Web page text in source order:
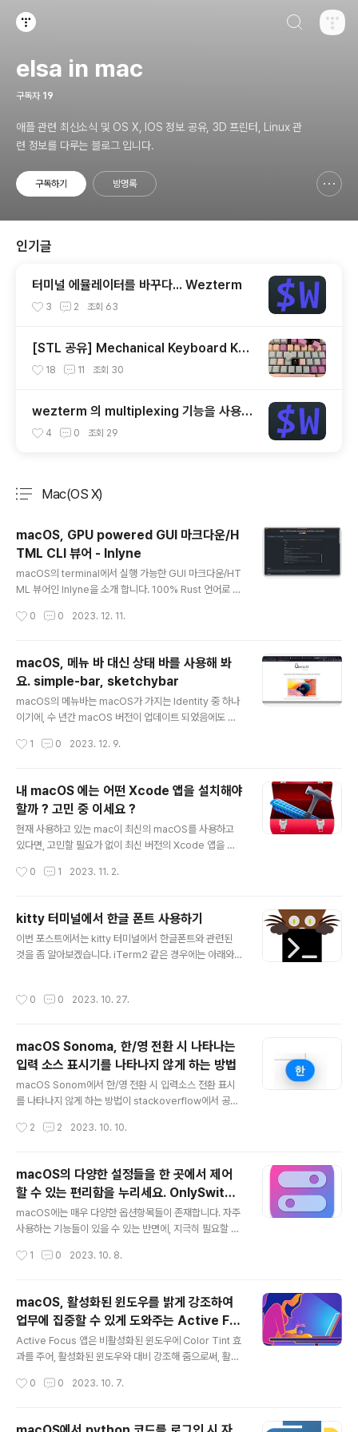
elsa in mac
구독자 19
애플 관련 최신소식 및 OS X, IOS 정보 공유, 3D 프린터, Linux 관
련 정보를 다루는 블로그 입니다.
구독하기 방명록
인기글
터미널 에뮬레이터를 바꾸다... Wezterm
3 2 조회 63
[STL 공유] Mechanical Keyboard Key
18 11 조회 30
wezterm 의 multiplexing 기능을 사용해
보자.4 0 조회 29
Mac(OS X)
macOS, GPU powered GUI 마크다운/H
TML CLI 뷰어 - Inlyne
macOS의 terminal에서 실행 가능한 GUI 마크다운/HT
ML 뷰어인 Inlyne을 소개 합니다. 100% Rust 언어로 개
원하는 cross-platform rust-API인 wgpu 기반으로
S 뿐만 아니라, window, linux에서도 사용할 수 있습니
다. 위의 링크를 타고 Github에서 다운로드 받거나 아니
면, cargo install inlyne 명령으로 직접 빌드하여 binar
y 파일을 /usr/local/bin 에 복사 한 후 사용하시면 됩니
다. 사용 방법은 inlyne 로 실행되며 특별히 dark/light를
0 0 2023. 12. 11.
macOS, 메뉴 바 대신 상태 바를 사용해 봐
요. simple-bar, sketchybar
macOS의 메뉴바는 macOS가 가지는 Identity 중 하나
이기에, 수 년간 macOS 버전이 업데이트 되었음에도 그
없는 것이 사실이기는 하지만 그 만큼 식상하기도 합니다.
menu bar에서 실행되는 앱에 대한 접근성이 보다 근본적
인 기능이라고 볼 수 있습니다. 이번 포스트에서는 menu
bar를 대치하여 상태정보를 표시할 수 있는 두 종의 앱을
소개하고자 합니다. 엄밀히 말하면, menu bar를 대치한
다기 보단, menu bar는 숨겨 놓고 그 위치에 status bar
ng Window Manager인 yabai..
1 0 2023. 12. 9.
내 macOS 에는 어떤 Xcode 앱을 설치해야
할까 ? 고민 중 이세요 ?
현재 사용하고 있는 mac이 최신의 macOS를 사용하고
있다면, 고민할 필요가 없이 최신 버전의 Xcode 앱을 설
를 해도 되고, https://developer.apple.com/xcode/
마당에 Xcode를 사용해야 하는 사용자라면.. 어떤 버전의
Xcode를 설치해야 할지 난감합니다. app Store 에서 다
운로드를 받으려고 하면, 아래와 같은 메시지 창이 뜨게 됩
용해야 하며, 또 어디서 다운로드..
0 1 2023. 11. 2.
kitty 터미널에서 한글 폰트 사용하기
이번 포스트에서는 kitty 터미널에서 한글폰트와 관련된
것을 좀 알아보겠습니다. iTerm2 같은 경우에는 아래와
면에 표시할 때, 한글 코드의 경우 MesloLGS NF 폰트로
문자에 대해서 각각 다른 폰트를 설정할 수 있는데요. sym
bol_map U+AC00-U+D7A3 D2Coding 위와같이
설정파일에 symbol_map을 정의해 주면 됩니다. unico
de AC00 ~ D7A3 범위(한글 유니코드 영역)의 경우 D2
0 0 2023. 10. 27.
macOS Sonoma, 한/영 전환 시 나타나는
입력 소스 표시기를 나타나지 않게 하는 방법
macOS Sonom에서 한/영 전환 시 입력소스 전환 표시
를 나타나지 않게 하는 방법이 stackoverflow에서 공개
Flags/Domain 폴더 밑으로 redesigned_text_curso
다. (폴더가 없다면 만들어 주세요) 이 코드를 복사 하셔서
Editor에 넣고, .js 파일 확장자로 다운로드 폴더에 저장을
합니다. 예를 들어 untitle.js 라고 저장했다고 가정 합니
다. 다음 터미널 앱을 열고, 다운로드 폴더로 이동한 다음
2 2 2023. 10. 10.
macOS의 다양한 설정들을 한 곳에서 제어
할 수 있는 편리함을 누리세요. OnlySwitch
(무료)
macOS에는 매우 다양한 옵션항목들이 존재합니다. 자주
사용하는 기능들이 있을 수 있는 반면에, 지극히 필요할 때
모드를 라이트 모드로 바꾼다던가, 아니면 숨겨진 파일들
는 옵션들이다 보니, 정작 필요할 때는 해당 옵션들이 어디
에 있는지를 몰라 설정에서 많은 옵션항목들을 뒤져 보거
나, 아니면 인터넷 검색을 통해 확인하거나 하죠. 하지만,
오늘 소개해 드릴 OnlySwitch 앱만 있으면.. 이러한 번거
로움 수고를 덜 수 있습니다. 아래의 스샷을 보면 알 수 있
알 수 있습니다. 우선 한글을 깔끔하게 지원해서 다행이구
1 0 2023. 10. 8.
macOS, 활성화된 윈도우를 밝게 강조하여
업무에 집중할 수 있게 도와주는 Active Fo
cus (무료)
Active Focus 앱은 비활성화된 윈도우에 Color Tint 효
과를 주어, 활성화된 윈도우와 대비 강조해 줌으로써, 활성
다. 유사한 기능으로 과거 HazeOver 앱이 유명했죠. (현
무료로 배포하고 있으니, 필요하신 분들은 지금 다운로드
0 0 2023. 10. 7.